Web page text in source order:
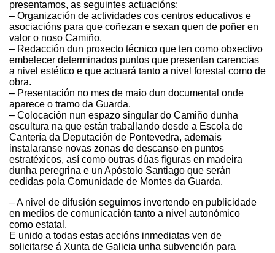
presentamos, as seguintes actuacións:
– Organización de actividades cos centros educativos e
asociacións para que coñezan e sexan quen de poñer en
valor o noso Camiño.
– Redacción dun proxecto técnico que ten como obxectivo
embelecer determinados puntos que presentan carencias
a nivel estético e que actuará tanto a nivel forestal como de
obra.
– Presentación no mes de maio dun documental onde
aparece o tramo da Guarda.
– Colocación nun espazo singular do Camiño dunha
escultura na que están traballando desde a Escola de
Cantería da Deputación de Pontevedra, ademais
instalaranse novas zonas de descanso en puntos
estratéxicos, así como outras dúas figuras en madeira
dunha peregrina e un Apóstolo Santiago que serán
cedidas pola Comunidade de Montes da Guarda.
– A nivel de difusión seguimos invertendo en publicidade
en medios de comunicación tanto a nivel autonómico
como estatal.
E unido a todas estas accións inmediatas ven de
solicitarse á Xunta de Galicia unha subvención para